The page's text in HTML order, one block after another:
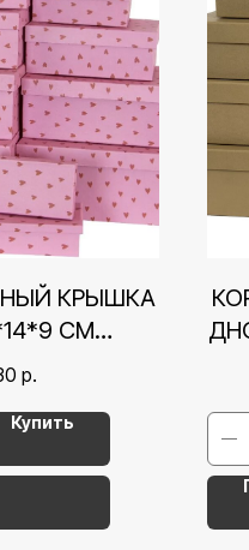
КРЫШКА
СМ
РОЗОВЫЙ
р.
Купить